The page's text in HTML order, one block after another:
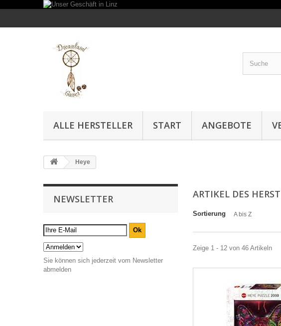
ALLE HERSTELLER START ANGEBOTE
Heye
NEWSLETTER
Sie können sich jederzeit vom Newsletter
abmelden
ARTIKEL DES
Sortierung A bis Z
Zeige 1 - 12 von 46 Artikeln